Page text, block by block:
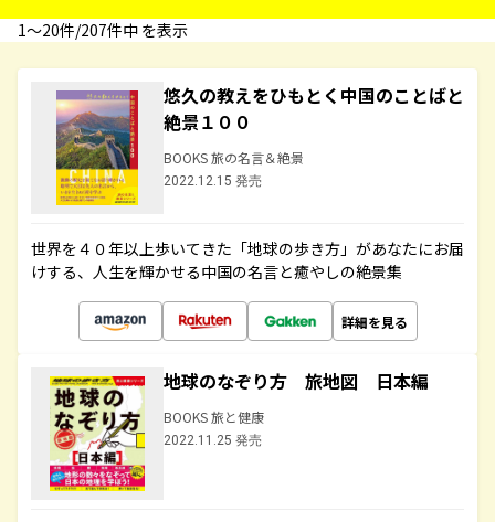
1〜20件/207件中 を表示
悠久の教えをひもとく中国のことばと
絶景１００
BOOKS 旅の名言＆絶景
2022.12.15 発売
世界を４０年以上歩いてきた「地球の歩き方」があなたにお届
けする、人生を輝かせる中国の名言と癒やしの絶景集
詳細を見る
地球のなぞり方 旅地図 日本編
BOOKS 旅と健康
2022.11.25 発売